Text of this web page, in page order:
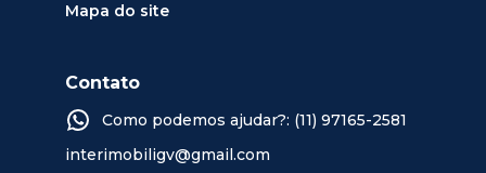
Mapa do site
Contato
Como podemos ajudar?: (11) 97165-2581
interimobiligv@gmail.com